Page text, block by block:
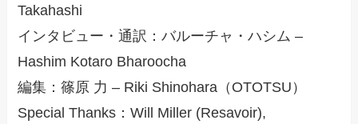
Takahashi
インタビュー・通訳：バルーチャ・ハシム –
Hashim Kotaro Bharoocha
編集：篠原 力 – Riki Shinohara（OTOTSU）
Special Thanks：Will Miller (Resavoir),